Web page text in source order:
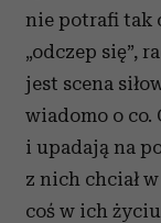
nie potrafi tak
„odczep się”,
jest scena
wiadomo o co.
i upadają na
z nich chciał
coś w ich